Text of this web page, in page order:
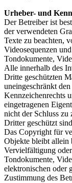
Urheber- und
Der Betreiber ist
der verwendeten
Texte zu beachten,
Videosequenzen
Tondokumente,
Alle innerhalb des
Dritte geschützten
uneingeschränkt
Kennzeichenrechts
eingetragenen
nicht der Schluss zu
Dritter geschützt
Das Copyright für
Objekte bleibt allein
Vervielfältigung
Tondokumente,
elektronischen oder
Zustimmung des